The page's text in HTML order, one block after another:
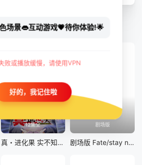
12集全
真・进化果 实不知不觉踏上胜利的人生
剧场版
剧场版 Fate/stay night [Heaven&#039;s Feel] III.spring song
场景👄互动游戏💗待你体验!🌟
败或播放缓慢，请使用VPN
好的，我记住啦